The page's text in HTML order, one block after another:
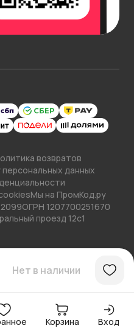
Нет в наличии
возвратов
данных
Мы на ПромКод.ру
ОГРН 1207700251670
проезд 12с1
Корзина Вход